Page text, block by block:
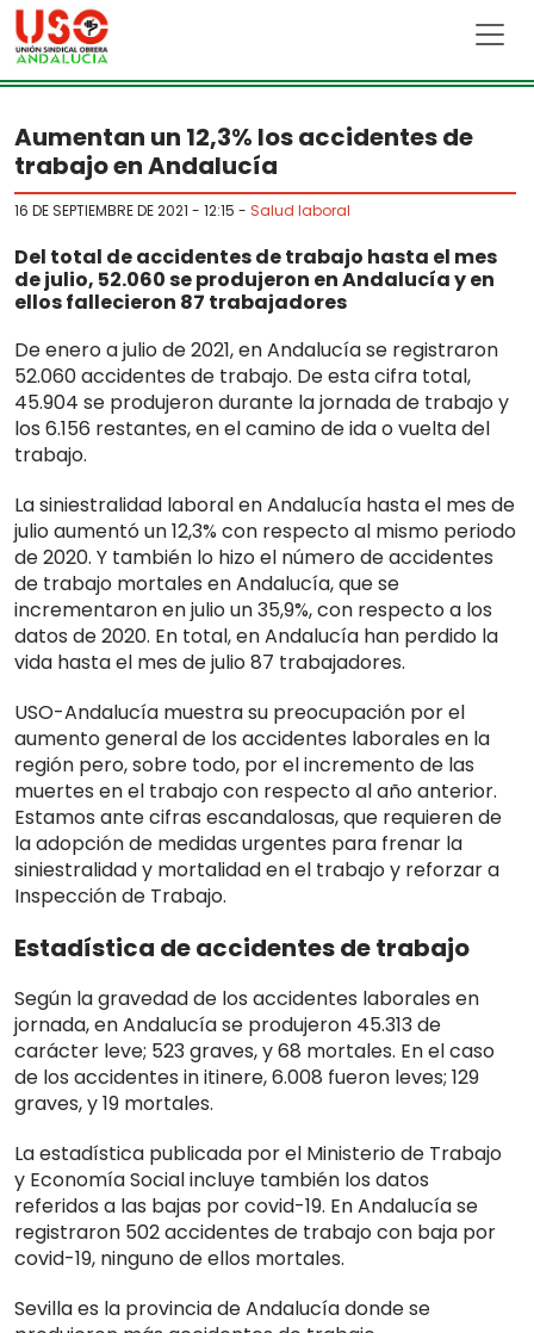
Skip to main content
Aumentan un 12,3% los accidentes de
trabajo en Andalucía
16 DE SEPTIEMBRE DE 2021 - 12:15 - Salud laboral
Del total de accidentes de trabajo hasta el mes
de julio, 52.060 se produjeron en Andalucía y en
ellos fallecieron 87 trabajadores
De enero a julio de 2021, en Andalucía se registraron
52.060 accidentes de trabajo. De esta cifra total,
45.904 se produjeron durante la jornada de trabajo y
los 6.156 restantes, en el camino de ida o vuelta del
trabajo.
La siniestralidad laboral en Andalucía hasta el mes de
julio aumentó un 12,3% con respecto al mismo periodo
de 2020. Y también lo hizo el número de accidentes
de trabajo mortales en Andalucía, que se
incrementaron en julio un 35,9%, con respecto a los
datos de 2020. En total, en Andalucía han perdido la
vida hasta el mes de julio 87 trabajadores.
USO-Andalucía muestra su preocupación por el
aumento general de los accidentes laborales en la
región pero, sobre todo, por el incremento de las
muertes en el trabajo con respecto al año anterior.
Estamos ante cifras escandalosas, que requieren de
la adopción de medidas urgentes para frenar la
siniestralidad y mortalidad en el trabajo y reforzar a
Inspección de Trabajo.
Estadística de accidentes de trabajo
Según la gravedad de los accidentes laborales en
jornada, en Andalucía se produjeron 45.313 de
carácter leve; 523 graves, y 68 mortales. En el caso
de los accidentes in itinere, 6.008 fueron leves; 129
graves, y 19 mortales.
La estadística publicada por el Ministerio de Trabajo
y Economía Social incluye también los datos
referidos a las bajas por covid-19. En Andalucía se
registraron 502 accidentes de trabajo con baja por
covid-19, ninguno de ellos mortales.
Sevilla es la provincia de Andalucía donde se